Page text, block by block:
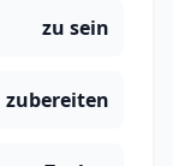
zu sein
zubereiten